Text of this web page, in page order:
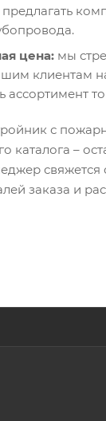
цена: мы
клиентам
ассортимент
с
–
свяжется
заказа и